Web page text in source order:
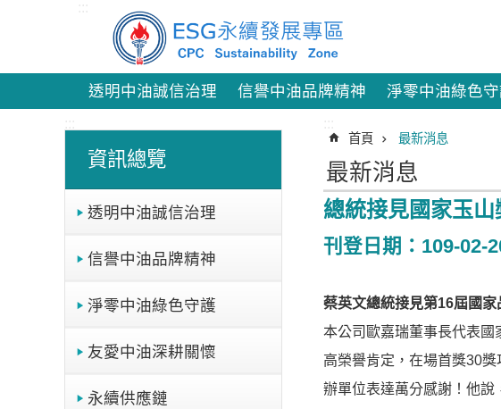
跳到主要內容區塊
透明中油誠信治理 信譽中油品牌精神 淨零中油綠色
資訊總覽
透明中油誠信治理
信譽中油品牌精神
淨零中油綠色守護
友愛中油深耕關懷
永續供應鏈
首頁 最新消息
最新消息
總統接見國家玉
刊登日期：109-02-
蔡英文總統接見第16屆國
本公司歐嘉瑞董事長代表國
高榮譽肯定，在場首獎30
辦單位表達萬分感謝！他